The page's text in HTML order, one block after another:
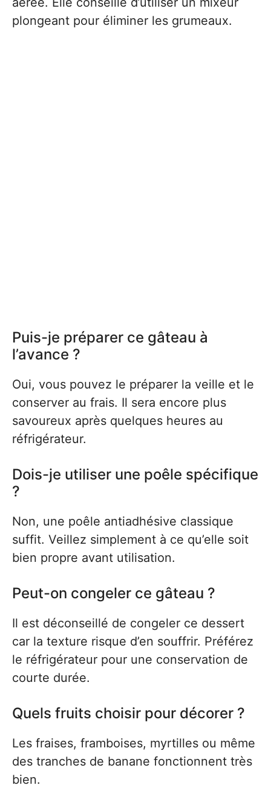
plongeant pour éliminer les grumeaux.
Puis-je préparer ce gâteau à
l’avance ?
Oui, vous pouvez le préparer la veille et le
conserver au frais. Il sera encore plus
savoureux après quelques heures au
réfrigérateur.
Dois-je utiliser une poêle spécifique
?
Non, une poêle antiadhésive classique
suffit. Veillez simplement à ce qu’elle soit
bien propre avant utilisation.
Peut-on congeler ce gâteau ?
Il est déconseillé de congeler ce dessert
car la texture risque d’en souffrir. Préférez
le réfrigérateur pour une conservation de
courte durée.
Quels fruits choisir pour décorer ?
Les fraises, framboises, myrtilles ou même
des tranches de banane fonctionnent très
bien.